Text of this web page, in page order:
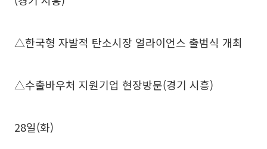
△한국형 자발적 탄소시장 얼라이언스 출범식 개최
△수출바우처 지원기업 현장방문(경기 시흥)
28일(화)